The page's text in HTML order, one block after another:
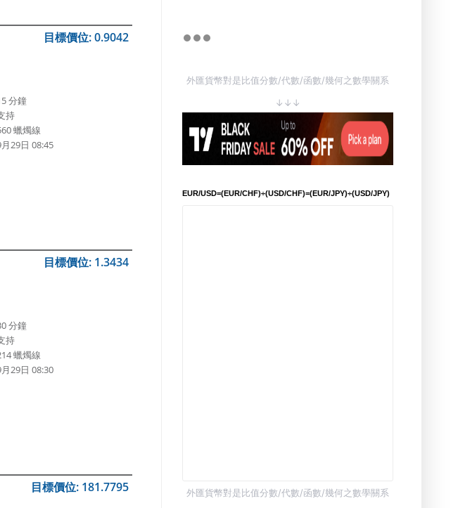
目標價位: 0.9042
分鐘
持
蠟燭線
29日 08:45
目標價位: 1.3434
分鐘
持
蠟燭線
29日 08:30
目標價位: 181.7795
外匯貨幣對是比值分數/代數/函數/幾何之數學關系
↓↓↓
EUR/USD=(EUR/CHF)÷(USD/CHF)=(EUR/JPY)÷(USD/JPY)
外匯貨幣對是比值分數/代數/函數/幾何之數學關系